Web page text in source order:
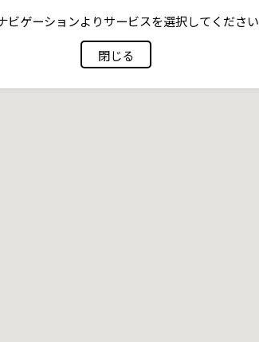
ビゲーションよりサービスを選択してください
閉じる